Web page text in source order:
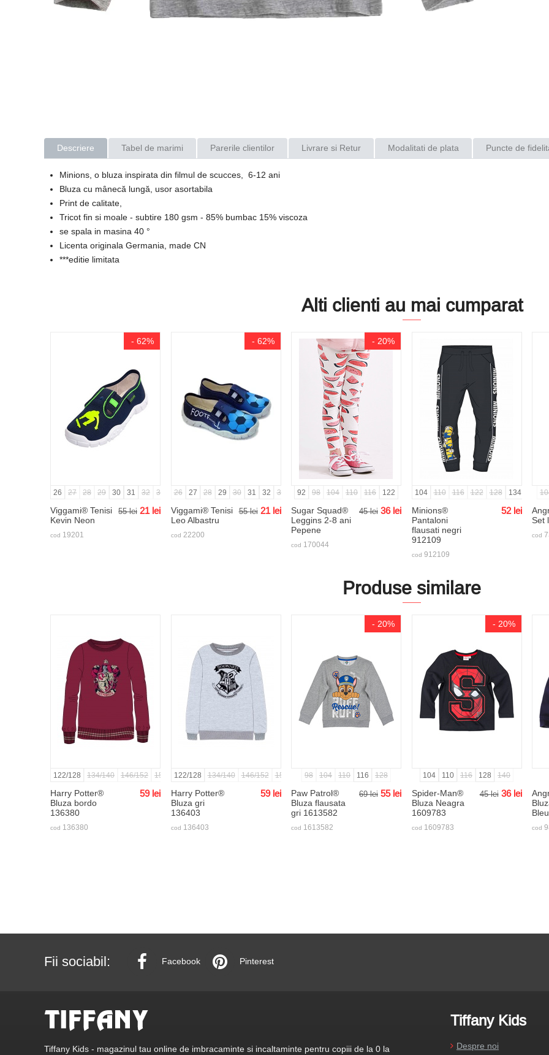
Descriere Tabel de marimi Parerile clientilor Livrare si Retur Modalitati de plata Puncte de
Minions, o bluza inspirata din filmul de scucces, 6-12 ani
Bluza cu mânecă lungă, usor asortabila
Print de calitate,
Tricot fin si moale - subtire 180 gsm - 85% bumbac 15% viscoza
se spala in masina 40 °
Licenta originala Germania, made CN
***editie limitata
Alti clienti au mai cumparat
- 62%
26 27 28 29 30 31 32 33 34 35 36
Viggami® Tenisi
Kevin Neon
55 lei 21 lei
cod 19201
- 62%
26 27 28 29 30 31 32 33 34 35 36
Viggami® Tenisi
Leo Albastru
55 lei 21 lei
cod 22200
- 20%
92 98 104 110 116 122
Sugar Squad®
Leggins 2-8 ani
Pepene
45 lei 36 lei
cod 170044
104 110 116 122 128 134
Minions®
Pantaloni
flausati negri
912109
52 lei
cod 912109
Set
cod
Produse similare
122/128 134/140 146/152 158/164
Harry Potter®
Bluza bordo
136380
59 lei
cod 136380
122/128 134/140 146/152 158/164
Harry Potter®
Bluza gri
136403
59 lei
cod 136403
- 20%
98 104 110 116 128
Paw Patrol®
Bluza flausata
gri 1613582
69 lei 55 lei
cod 1613582
- 20%
104 110 116 128 140
Spider-Man®
Bluza Neagra
1609783
45 lei 36 lei
cod 1609783 cod
Fii sociabil: Facebook Pinterest
Tiffany Kids - magazinul tau online de imbracaminte si incaltaminte pentru copiii de la 0 la
Tiffany Kids
Despre noi